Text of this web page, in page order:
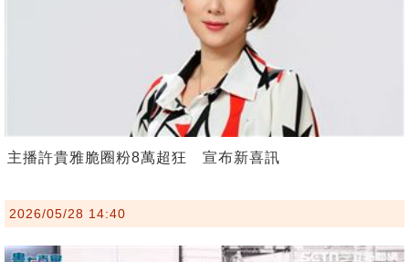
主播許貴雅脆圈粉8萬超狂 宣布新喜訊
2026/05/28 14:40